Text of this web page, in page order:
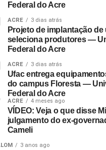
Federal do Acre
ACRE 3 dias atrás
Projeto de implantação
seleciona produtores —
Federal do Acre
ACRE 3 dias atrás
Ufac entrega
do campus Floresta —
Federal do Acre
ACRE 4 meses ago
VÍDEO: Veja o que disse
julgamento do ex-
Cameli
3 anos ago